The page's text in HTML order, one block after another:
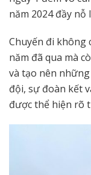
năm 2024 đầy nỗ
Chuyến đi không
năm đã qua mà
và tạo nên
đội, sự đoàn kết
được thể hiện rõ